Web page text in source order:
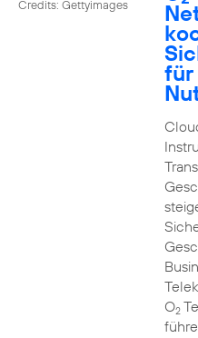
Credits: Gettyimages
für
O2